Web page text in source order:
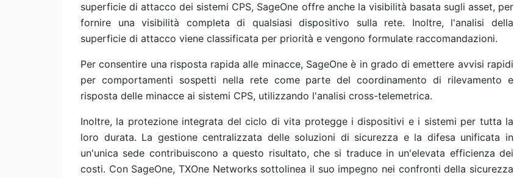
superficie di attacco dei sistemi CPS, SageOne offre anche la visibilità basata sugli asset, per
fornire una visibilità completa di qualsiasi dispositivo sulla rete. Inoltre, l'analisi della
superficie di attacco viene classificata per priorità e vengono formulate raccomandazioni.
Per consentire una risposta rapida alle minacce, SageOne è in grado di emettere avvisi rapidi
per comportamenti sospetti nella rete come parte del coordinamento di rilevamento e
risposta delle minacce ai sistemi CPS, utilizzando l'analisi cross-telemetrica.
Inoltre, la protezione integrata del ciclo di vita protegge i dispositivi e i sistemi per tutta la
loro durata. La gestione centralizzata delle soluzioni di sicurezza e la difesa unificata in
un'unica sede contribuiscono a questo risultato, che si traduce in un'elevata efficienza dei
costi. Con SageOne, TXOne Networks sottolinea il suo impegno nei confronti della sicurezza